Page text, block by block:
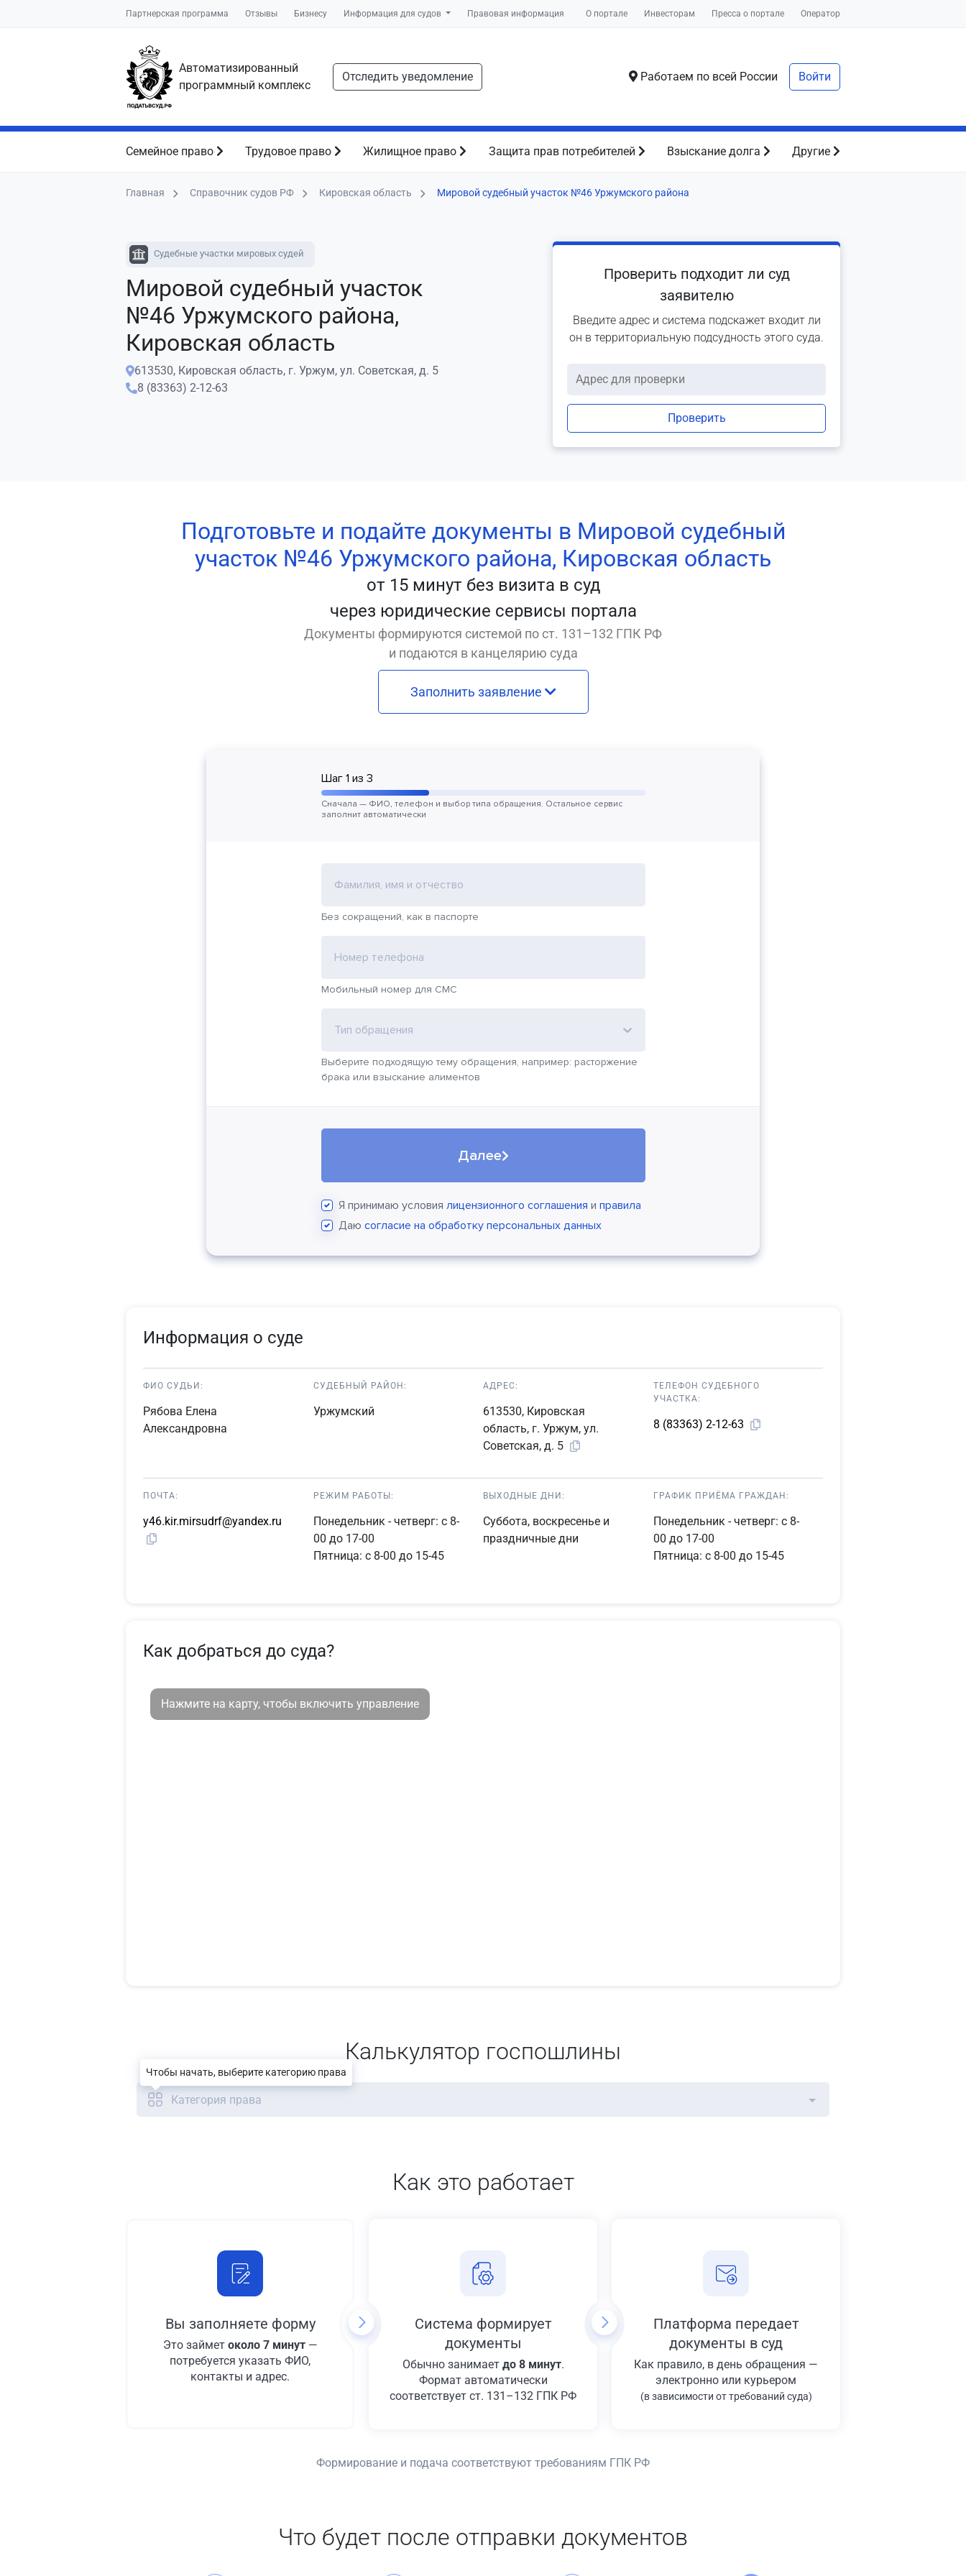
Партнерская программа Отзывы Бизнесу Информация для судов Правовая информация О портале Инвесторам Пресса о портале Оператор
Автоматизированный
программный комплекс
Отследить уведомление Работаем по всей России Войти
Семейное право Трудовое право Жилищное право Защита прав потребителей Взыскание долга Другие
Главная Справочник судов РФ Кировская область Мировой судебный участок №46 Уржумского района
Судебные участки мировых судей
Мировой судебный участок
№46 Уржумского района,
Кировская область
613530, Кировская область, г. Уржум, ул. Советская, д. 5
8 (83363) 2-12-63
Проверить подходит ли суд
заявителю
Введите адрес и система подскажет входит ли
он в территориальную подсудность этого суда.
Проверить
Подготовьте и подайте документы в Мировой судебный
участок №46 Уржумского района, Кировская область
от 15 минут без визита в суд
через юридические сервисы портала
Документы формируются системой по ст. 131–132 ГПК РФ
и подаются в канцелярию суда
Заполнить заявление
Шаг 1 из 3
Сначала — ФИО, телефон и выбор типа обращения. Остальное сервис
заполнит автоматически
Фамилия, имя и отчество
Без сокращений, как в паспорте
Номер телефона
Мобильный номер для СМС
Тип обращения
Выберите подходящую тему обращения, например: расторжение
брака или взыскание алиментов
Далее
Я принимаю условия лицензионного соглашения и правила
Даю согласие на обработку персональных данных
Информация о суде
ФИО СУДЬИ:
Рябова Елена
Александровна
СУДЕБНЫЙ РАЙОН:
Уржумский
АДРЕС:
613530, Кировская
область, г. Уржум, ул.
Советская, д. 5
ТЕЛЕФОН СУДЕБНОГО
УЧАСТКА:
8 (83363) 2-12-63
ПОЧТА:
y46.kir.mirsudrf@yandex.ru
РЕЖИМ РАБОТЫ:
Понедельник - четверг: с 8-
00 до 17-00
Пятница: с 8-00 до 15-45
ВЫХОДНЫЕ ДНИ:
Суббота, воскресенье и
праздничные дни
ГРАФИК ПРИЁМА ГРАЖДАН:
Понедельник - четверг: с 8-
00 до 17-00
Пятница: с 8-00 до 15-45
Как добраться до суда?
Нажмите на карту, чтобы включить управление
Калькулятор госпошлины
Категория права
Как это работает
Вы заполняете форму
Это займет около 7 минут—
потребуется указать ФИО,
контакты и адрес.
Система формирует
документы
Обычно занимает до 8 минут.
Формат автоматически
соответствует ст. 131–132 ГПК РФ
Платформа передает
документы в суд
Как правило, в день обращения —
электронно или курьером
(в зависимости от требований суда)
Формирование и подача соответствуют требованиям ГПК РФ
Что будет после отправки документов
Чтобы начать, выберите категорию права